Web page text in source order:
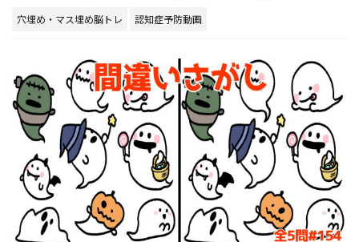
穴埋め・マス埋め脳トレ 認知症予防動画